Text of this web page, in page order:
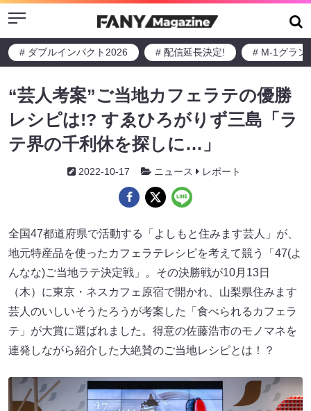
Menu
# ダブルインパクト2026 # 配信延長決定! # M-1グラン
“芸人考案”ご当地カフェラテの優勝
レシピは!? すゑひろがりず三島「ラ
テ界の千利休を探しに…」
2022-10-17 ニュース レポート
全国47都道府県で活動する「よしもと住みます芸人」が、
地元特産品を使ったカフェラテレシピを考えて競う「47(よ
んなな)ご当地ラテ決定戦」。その決勝戦が10月13日
（木）に東京・ネスカフェ原宿で開かれ、山梨県住みます
芸人のいしいそうたろうが考案した「食べられるカフェラ
テ」が大賞に選ばれました。得意の佐藤浩市のモノマネを
連発しながら紹介した大絶賛のご当地レシピとは！？